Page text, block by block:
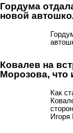
Гордума
новой
Ковалев на
Морозова, что
Как
Игоря